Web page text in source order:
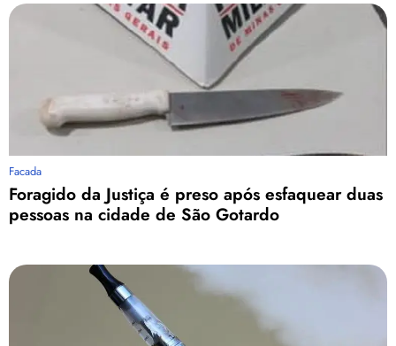
Facada
Foragido da Justiça é preso após esfaquear duas
pessoas na cidade de São Gotardo